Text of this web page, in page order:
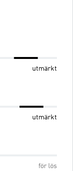
utmärkt
utmärkt
för lös